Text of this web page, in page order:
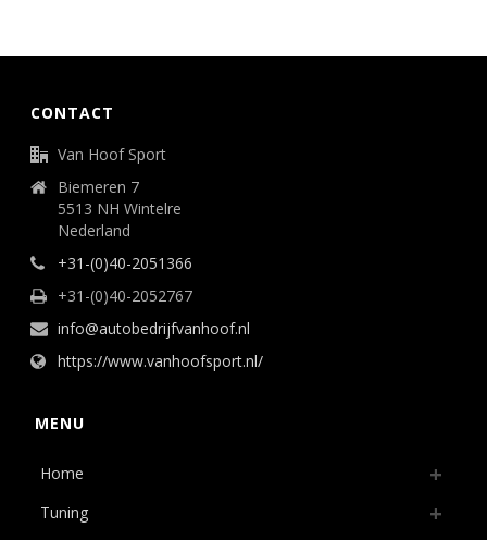
CONTACT
Van Hoof Sport
Biemeren 7
5513 NH Wintelre
Nederland
+31-(0)40-2051366
+31-(0)40-2052767
info@autobedrijfvanhoof.nl
https://www.vanhoofsport.nl/
MENU
Home
Tuning